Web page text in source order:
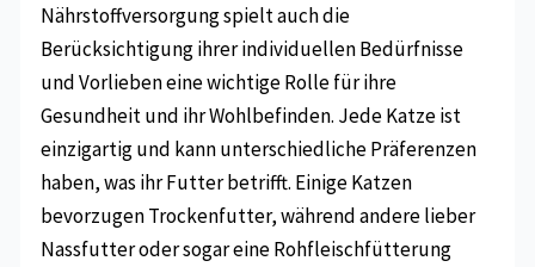
Nährstoffversorgung spielt auch die
Berücksichtigung ihrer individuellen Bedürfnisse
und Vorlieben eine wichtige Rolle für ihre
Gesundheit und ihr Wohlbefinden. Jede Katze ist
einzigartig und kann unterschiedliche Präferenzen
haben, was ihr Futter betrifft. Einige Katzen
bevorzugen Trockenfutter, während andere lieber
Nassfutter oder sogar eine Rohfleischfütterung